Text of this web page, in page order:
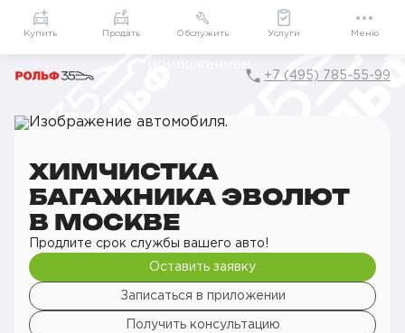
Приложение
Мой РОЛЬФ
Подарки внутри
+7 (495) 785-55-99
Главная
РОЛЬФ Сервис
Сервис Evolute
Детейлинг
Химчистка
Химчистка багажника
ХИМЧИСТКА
БАГАЖНИКА ЭВОЛЮТ
В МОСКВЕ
Продлите срок службы вашего авто!
Оставить заявку
Записаться в приложении
Получить консультацию
Купить Продать Обслужить Услуги Меню